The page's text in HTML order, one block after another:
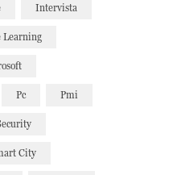
Intervista
Learning
Pc Pmi
City